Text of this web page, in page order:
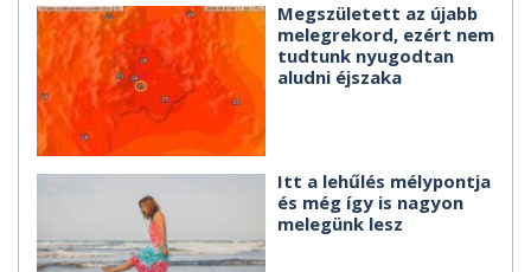
Megszületett az újabb
melegrekord, ezért nem
tudtunk nyugodtan
aludni éjszaka
Itt a lehűlés mélypontja
és még így is nagyon
melegünk lesz